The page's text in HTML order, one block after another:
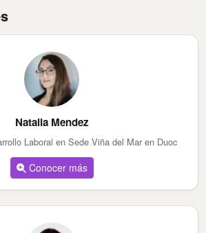
Natalia Mendez
Laboral en Sede Viña del Mar en Duoc
Conocer más